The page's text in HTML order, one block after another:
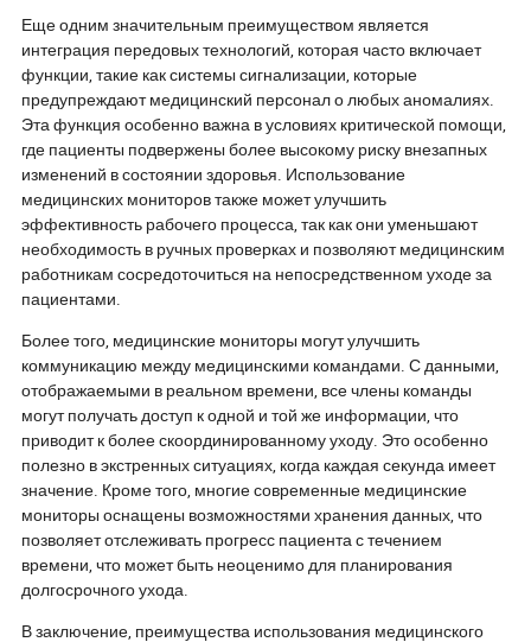
увеличения уровня проникновения.
Еще одним значительным преимуществом является
интеграция передовых технологий, которая часто включает
функции, такие как системы сигнализации, которые
предупреждают медицинский персонал о любых аномалиях.
Эта функция особенно важна в условиях критической помощи,
где пациенты подвержены более высокому риску внезапных
изменений в состоянии здоровья. Использование
медицинских мониторов также может улучшить
эффективность рабочего процесса, так как они уменьшают
необходимость в ручных проверках и позволяют медицинским
работникам сосредоточиться на непосредственном уходе за
пациентами.
Более того, медицинские мониторы могут улучшить
коммуникацию между медицинскими командами. С данными,
отображаемыми в реальном времени, все члены команды
могут получать доступ к одной и той же информации, что
приводит к более скоординированному уходу. Это особенно
полезно в экстренных ситуациях, когда каждая секунда имеет
значение. Кроме того, многие современные медицинские
мониторы оснащены возможностями хранения данных, что
позволяет отслеживать прогресс пациента с течением
времени, что может быть неоценимо для планирования
долгосрочного ухода.
В заключение, преимущества использования медицинского